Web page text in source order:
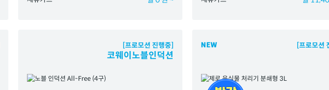
[프로모션 진행중]
코웨이노블인덕션
[프로모션